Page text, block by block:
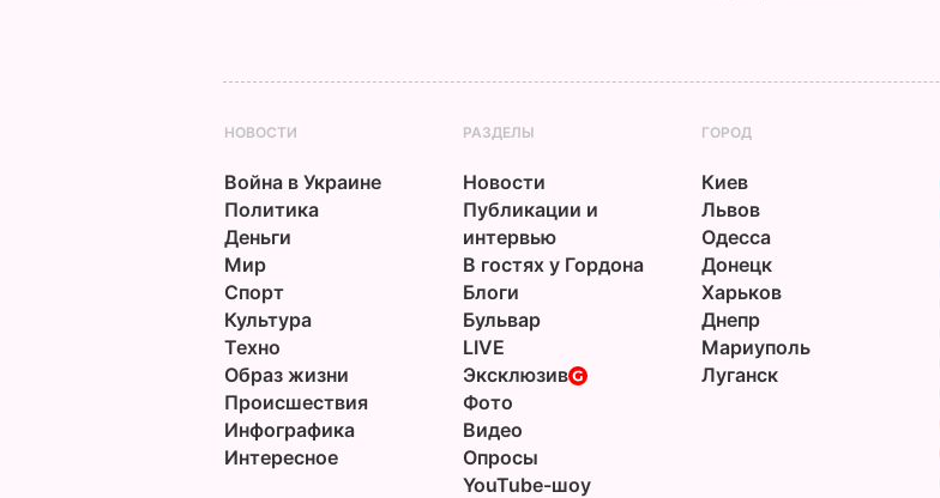
НОВОСТИ
Война в Украине
Политика
Деньги
Мир
Спорт
Культура
Техно
Образ жизни
Происшествия
Инфографика
Интересное
РАЗДЕЛЫ
Новости
Публикации и
интервью
В гостях у Гордона
Блоги
Бульвар
LIVE
Эксклюзив
Фото
Видео
Опросы
YouTube-шоу
ГОРОД
Киев
Львов
Одесса
Донецк
Харьков
Днепр
Мариуполь
Луганск